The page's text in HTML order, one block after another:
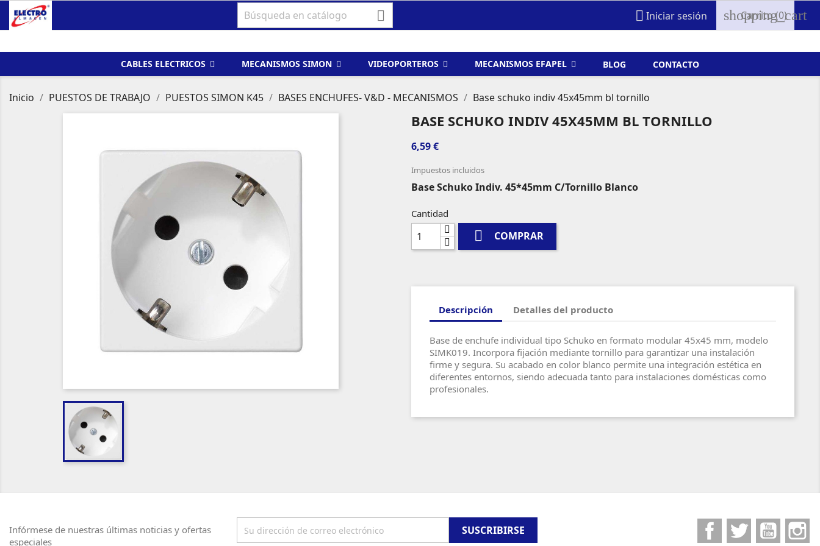
  Iniciar sesión shopping_cart
Carrito(0)
CABLES ELECTRICOS MECANISMOS SIMON VIDEOPORTEROS MECANISMOS EFAPEL BLOG CONTACTO
Inicio PUESTOS DE TRABAJO PUESTOS SIMON K45 BASES ENCHUFES- V&D - MECANISMOS Base schuko indiv 45x45mm bl tornillo
BASE SCHUKO INDIV 45X45MM BL TORNILLO
6,59 €
Impuestos incluidos
Base Schuko Indiv. 45*45mm C/Tornillo Blanco
Cantidad
 COMPRAR
Descripción Detalles del producto
Base de enchufe individual tipo Schuko en formato modular 45x45 mm, modelo
SIMK019. Incorpora fijación mediante tornillo para garantizar una instalación
firme y segura. Su acabado en color blanco permite una integración estética en
diferentes entornos, siendo adecuada tanto para instalaciones domésticas como
profesionales.
Infórmese de nuestras últimas noticias y ofertas
especiales
FacebookTwitter YouTube